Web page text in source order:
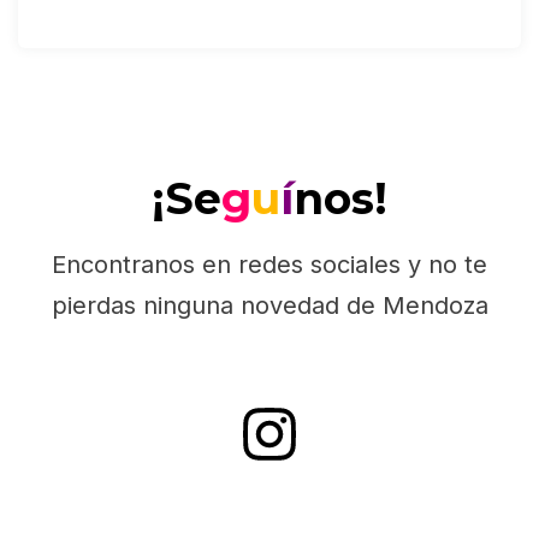
¡Seguínos!
Encontranos en redes sociales y no te
pierdas ninguna novedad de Mendoza